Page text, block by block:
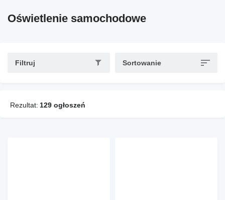
Oświetlenie samochodowe
Filtruj Sortowanie
Rezultat: 129 ogłoszeń